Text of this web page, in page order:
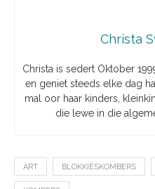
previous post